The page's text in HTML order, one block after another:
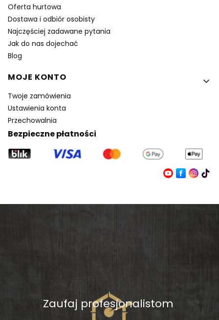
Oferta hurtowa
Dostawa i odbiór osobisty
Najczęściej zadawane pytania
Jak do nas dojechać
Blog
MOJE KONTO
Twoje zamówienia
Ustawienia konta
Przechowalnia
Bezpieczne płatności
Zaufaj profesjonalistom